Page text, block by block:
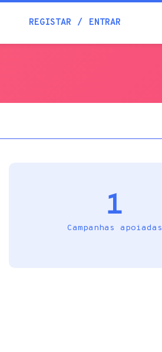
REGISTAR ENTRAR
1
Campanhas apoiadas